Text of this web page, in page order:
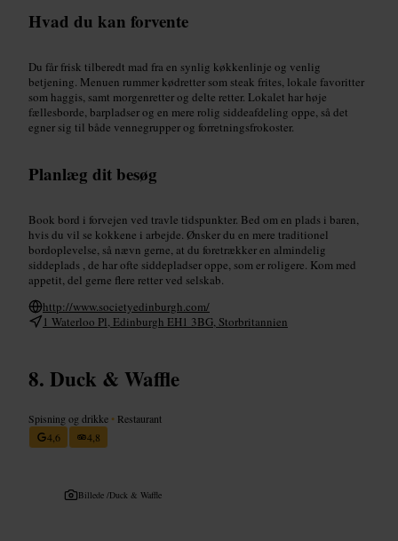
Hvad du kan forvente
Du får frisk tilberedt mad fra en synlig køkkenlinje og venlig
betjening. Menuen rummer kødretter som steak frites, lokale favoritter
som haggis, samt morgenretter og delte retter. Lokalet har høje
fællesborde, barpladser og en mere rolig siddeafdeling oppe, så det
egner sig til både vennegrupper og forretningsfrokoster.
Planlæg dit besøg
Book bord i forvejen ved travle tidspunkter. Bed om en plads i baren,
hvis du vil se kokkene i arbejde. Ønsker du en mere traditionel
bordoplevelse, så nævn gerne, at du foretrækker en almindelig
siddeplads , de har ofte siddepladser oppe, som er roligere. Kom med
appetit, del gerne flere retter ved selskab.
http://www.societyedinburgh.com/
1 Waterloo Pl, Edinburgh EH1 3BG, Storbritannien
Duck & Waffle
Spisning og drikke • Restaurant
4,6
4,8
Billede /Duck & Waffle